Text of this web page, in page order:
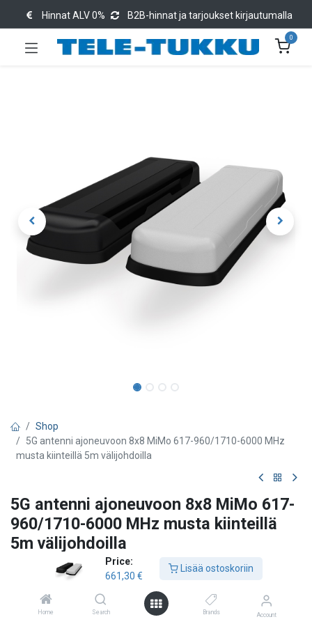
Price:
661,30 €
Lisää ostoskoriin
Home Search Brands Account
Hinnat ALV 0% B2B-hinnat ja tarjoukset kirjautumalla
0
Shop
5G antenni ajoneuvoon 8x8 MiMo 617-960/1710-6000 MHz
musta kiinteillä 5m välijohdoilla
5G antenni ajoneuvoon 8x8 MiMo 617-
960/1710-6000 MHz musta kiinteillä
5m välijohdoilla
Panorama
6000MHz taajuusalueella. Se tukee maailmanlaajuisia
matkapuhelinverkkoja ja tukee 2x 4G Cat 18/20 ja/tai 5G-